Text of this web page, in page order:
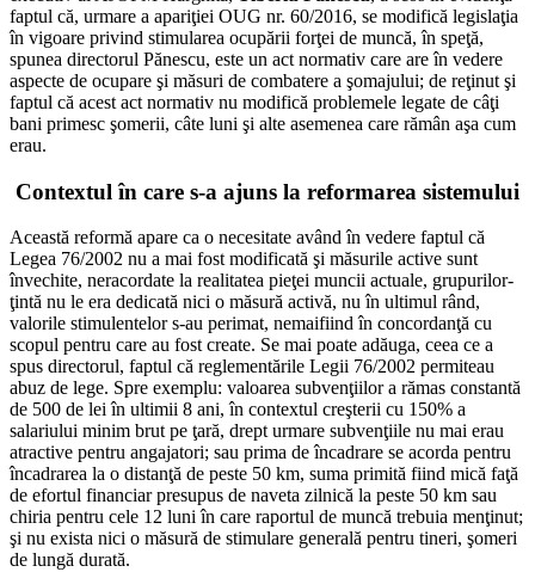
faptul că, urmare a apariţiei OUG nr. 60/2016, se modifică legislaţia
în vigoare privind stimularea ocupării forţei de muncă, în speţă,
spunea directorul Pănescu, este un act normativ care are în vedere
aspecte de ocupare şi măsuri de combatere a şomajului; de reţinut şi
faptul că acest act normativ nu modifică problemele legate de câţi
bani primesc şomerii, câte luni şi alte asemenea care rămân aşa cum
erau.
Contextul în care s-a ajuns la reformarea sistemului
Această reformă apare ca o necesitate având în vedere faptul că
Legea 76/2002 nu a mai fost modificată şi măsurile active sunt
învechite, neracordate la realitatea pieţei muncii actuale, grupurilor-
ţintă nu le era dedicată nici o măsură activă, nu în ultimul rând,
valorile stimulentelor s-au perimat, nemaifiind în concordanţă cu
scopul pentru care au fost create. Se mai poate adăuga, ceea ce a
spus directorul, faptul că reglementările Legii 76/2002 permiteau
abuz de lege. Spre exemplu: valoarea subvenţiilor a rămas constantă
de 500 de lei în ultimii 8 ani, în contextul creşterii cu 150% a
salariului minim brut pe ţară, drept urmare subvenţiile nu mai erau
atractive pentru angajatori; sau prima de încadrare se acorda pentru
încadrarea la o distanţă de peste 50 km, suma primită fiind mică faţă
de efortul financiar presupus de naveta zilnică la peste 50 km sau
chiria pentru cele 12 luni în care raportul de muncă trebuia menţinut;
şi nu exista nici o măsură de stimulare generală pentru tineri, şomeri
de lungă durată.